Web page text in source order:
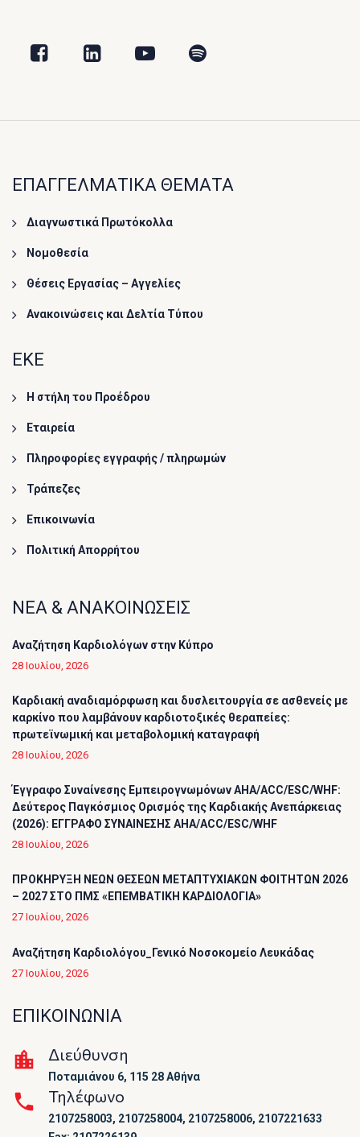
ΕΠΑΓΓΕΛΜΑΤΙΚΑ ΘΕΜΑΤΑ
Διαγνωστικά Πρωτόκολλα
Νομοθεσία
Θέσεις Εργασίας – Αγγελίες
Ανακοινώσεις και Δελτία Τύπου
ΕΚΕ
Η στήλη του Προέδρου
Εταιρεία
Πληροφορίες εγγραφής / πληρωμών
Τράπεζες
Επικοινωνία
Πολιτική Απορρήτου
ΝΕΑ & ΑΝΑΚΟΙΝΩΣΕΙΣ
Αναζήτηση Καρδιολόγων στην Κύπρο
28 Ιουλίου, 2026
Καρδιακή αναδιαμόρφωση και δυσλειτουργία σε ασθενείς με
καρκίνο που λαμβάνουν καρδιοτοξικές θεραπείες:
πρωτεϊνωμική και μεταβολομική καταγραφή
28 Ιουλίου, 2026
Έγγραφο Συναίνεσης Εμπειρογνωμόνων AHA/ACC/ESC/WHF:
Δεύτερος Παγκόσμιος Ορισμός της Καρδιακής Ανεπάρκειας
(2026): ΕΓΓΡΑΦΟ ΣΥΝΑΙΝΕΣΗΣ AHA/ACC/ESC/WHF
28 Ιουλίου, 2026
ΠΡΟΚΗΡΥΞΗ ΝΕΩΝ ΘΕΣΕΩΝ ΜΕΤΑΠΤΥΧΙΑΚΩΝ ΦΟΙΤΗΤΩΝ 2026
– 2027 ΣΤΟ ΠΜΣ «ΕΠΕΜΒΑΤΙΚΗ ΚΑΡΔΙΟΛΟΓΙΑ»
27 Ιουλίου, 2026
Αναζήτηση Καρδιολόγου_Γενικό Νοσοκομείο Λευκάδας
27 Ιουλίου, 2026
ΕΠΙΚΟΙΝΩΝΙΑ
Διεύθυνση
Ποταμιάνου 6, 115 28 Αθήνα
Τηλέφωνο
2107258003, 2107258004, 2107258006, 2107221633